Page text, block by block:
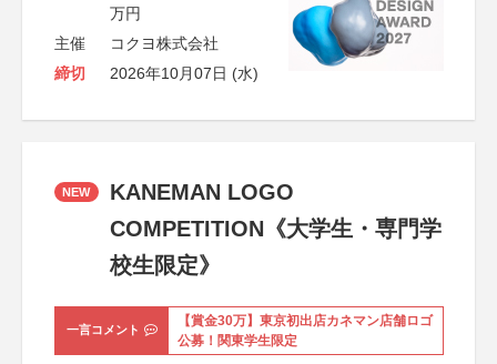
万円
主催
コクヨ株式会社
締切
2026年10月07日 (水)
NEW
KANEMAN LOGO
COMPETITION《大学生・専門学
校生限定》
一言コメント
【賞金30万】東京初出店カネマン店舗ロゴ
公募！関東学生限定